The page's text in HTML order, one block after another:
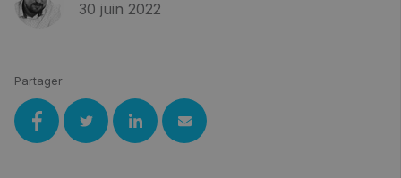
30 juin 2022
Partager